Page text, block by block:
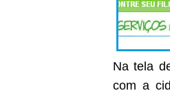
Na tela
com a